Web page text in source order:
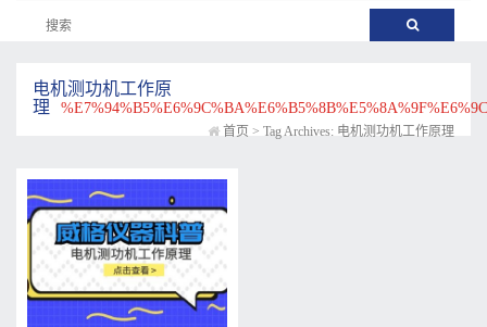
电机测功机工作原
理
首页 > Tag Archives: 电机测功机工作原理